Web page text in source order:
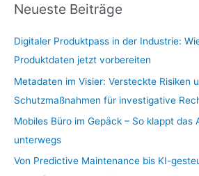
Neueste Beiträge
Digitaler Produktpass in der Industrie:
Produktdaten jetzt vorbereiten
Metadaten im Visier: Versteckte Risiken
Schutzmaßnahmen für investigative
Mobiles Büro im Gepäck – So klappt das
unterwegs
Von Predictive Maintenance bis KI-